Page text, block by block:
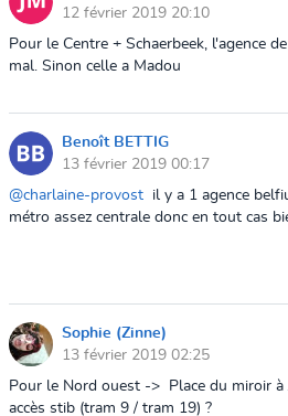
12 février 2019 20:10
Pour le Centre + Schaerbeek, l'agence
mal. Sinon celle a Madou
Benoît BETTIG
13 février 2019 00:17
@charlaine-provost
il y a 1 agence
métro assez centrale donc en tout cas
Sophie (Zinne)
13 février 2019 02:25
Pour le Nord ouest ->
Place du miroir
accès stib (tram 9 / tram 19) ?